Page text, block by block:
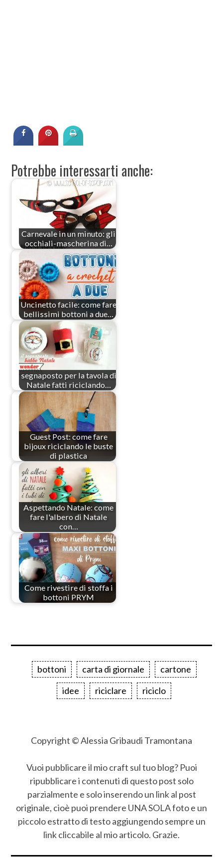
Potrebbe interessarti anche:
Carnevale in un minuto: gli
occhiali-mascherina di…
Uncinetto facile: come fare
bellissimi bottoni a due…
segnaposto per la tavola di
Natale fatti riciclando…
Guest Post: come fare
bijoux riciclando le buste
di plastica
Aspettando Natale: come
fare l'albero di Natale
con…
Come rivestire di stoffa i
bottoni PRYM
bottoni carta di giornale
cartone
idee
riciclare riciclo
Copyright © Alessia Gribaudi Tramontana
Vuoi pubblicare il mio craft sul tuo blog? Puoi
ripubblicare i contenuti di questo post solo
parzialmente e solo inserendo un link al post
originale, cioè puoi prendere UNA SOLA foto e un
piccolo estratto di testo aggiungendo sempre un
link cliccabile al mio articolo. Grazie.